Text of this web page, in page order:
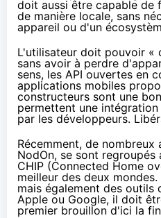
doit aussi être capable de
de manière locale, sans
appareil ou d'un
L'utilisateur doit pouvoir «
sans avoir à perdre
sens, les API ouvertes en
applications mobiles
constructeurs sont une
permettent une
par les développeurs.
Récemment, de nombreux
NodOn, se sont regroupés
CHIP (Connected Home
meilleur des deux
mais également des outils
Apple ou Google, il doit
premier brouillon d'ici la